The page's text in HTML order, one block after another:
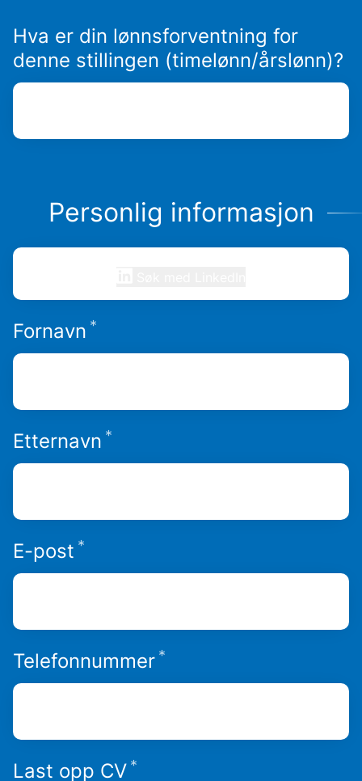
Hva er din lønnsforventning for
denne stillingen (timelønn/årslønn)?
Personlig informasjon
Fornavn *
Etternavn *
E-post *
Telefonnummer *
Last opp CV *